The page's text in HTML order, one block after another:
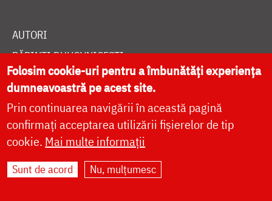
AUTORI
PĂRINȚI DUHOVNICEȘTI
MAICI CU VIAȚĂ DUHOVNICEASCĂ
SINAXAR ALFABETIC
MĂNĂSTIRI ȘI BISERICI
CALENDAR ORTODOX
Folosim cookie-uri pentru a îmbunătăți experiența
dumneavoastră pe acest site.
Prin continuarea navigării în această pagină
confirmați acceptarea utilizării fișierelor de tip
cookie. Mai multe informații
Sunt de acord Nu, mulțumesc